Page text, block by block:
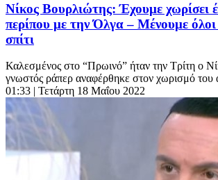
Νίκος Βουρλιώτης: Έχουμε χωρίσει
περίπου με την Όλγα – Μένουμε όλοι
σπίτι
Καλεσμένος στο “Πρωινό” ήταν την Τρίτη ο
γνωστός ράπερ αναφέρθηκε στον χωρισμό του
01:33 | Τετάρτη 18 Μαΐου 2022